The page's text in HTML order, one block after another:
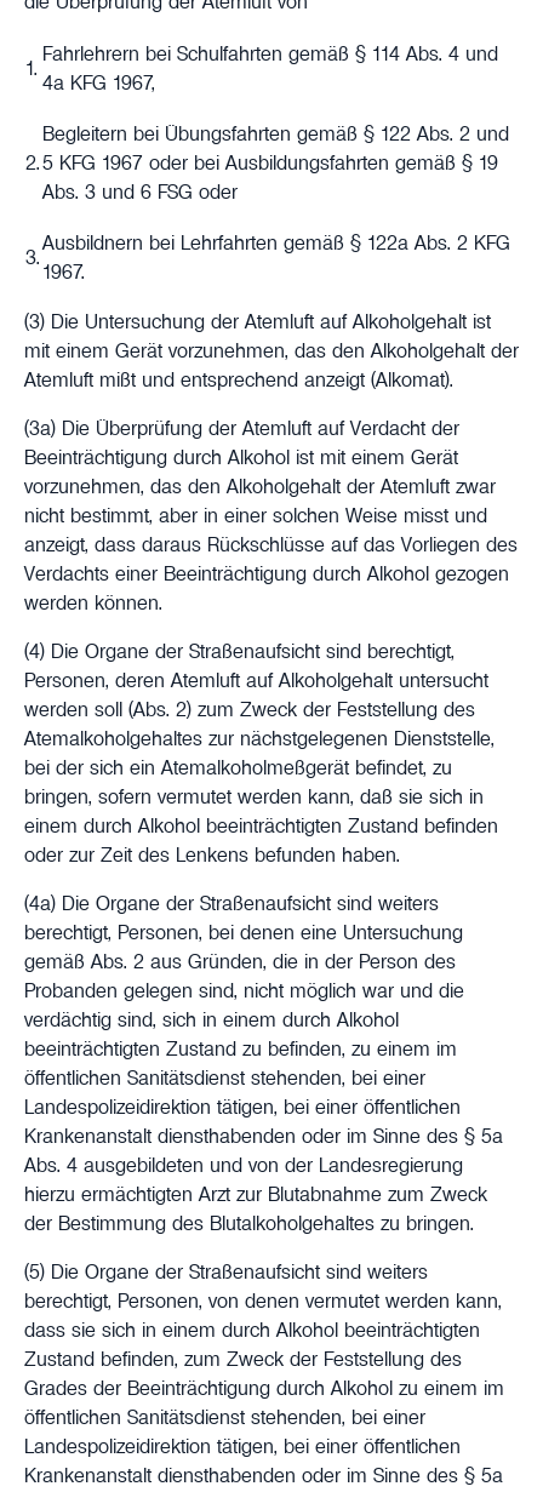
1.
Fahrlehrern bei Schulfahrten gemäß § 114 Abs. 4 und
4a KFG 1967,
2.
Begleitern bei Übungsfahrten gemäß § 122 Abs. 2 und
5 KFG 1967 oder bei Ausbildungsfahrten gemäß § 19
Abs. 3 und 6 FSG oder
3.
Ausbildnern bei Lehrfahrten gemäß § 122a Abs. 2 KFG
1967.
(3) Die Untersuchung der Atemluft auf Alkoholgehalt ist
mit einem Gerät vorzunehmen, das den Alkoholgehalt der
Atemluft mißt und entsprechend anzeigt (Alkomat).
(3a) Die Überprüfung der Atemluft auf Verdacht der
Beeinträchtigung durch Alkohol ist mit einem Gerät
vorzunehmen, das den Alkoholgehalt der Atemluft zwar
nicht bestimmt, aber in einer solchen Weise misst und
anzeigt, dass daraus Rückschlüsse auf das Vorliegen des
Verdachts einer Beeinträchtigung durch Alkohol gezogen
werden können.
(4) Die Organe der Straßenaufsicht sind berechtigt,
Personen, deren Atemluft auf Alkoholgehalt untersucht
werden soll (Abs. 2) zum Zweck der Feststellung des
Atemalkoholgehaltes zur nächstgelegenen Dienststelle,
bei der sich ein Atemalkoholmeßgerät befindet, zu
bringen, sofern vermutet werden kann, daß sie sich in
einem durch Alkohol beeinträchtigten Zustand befinden
oder zur Zeit des Lenkens befunden haben.
(4a) Die Organe der Straßenaufsicht sind weiters
berechtigt, Personen, bei denen eine Untersuchung
gemäß Abs. 2 aus Gründen, die in der Person des
Probanden gelegen sind, nicht möglich war und die
verdächtig sind, sich in einem durch Alkohol
beeinträchtigten Zustand zu befinden, zu einem im
öffentlichen Sanitätsdienst stehenden, bei einer
Landespolizeidirektion tätigen, bei einer öffentlichen
Krankenanstalt diensthabenden oder im Sinne des § 5a
Abs. 4 ausgebildeten und von der Landesregierung
hierzu ermächtigten Arzt zur Blutabnahme zum Zweck
der Bestimmung des Blutalkoholgehaltes zu bringen.
(5) Die Organe der Straßenaufsicht sind weiters
berechtigt, Personen, von denen vermutet werden kann,
dass sie sich in einem durch Alkohol beeinträchtigten
Zustand befinden, zum Zweck der Feststellung des
Grades der Beeinträchtigung durch Alkohol zu einem im
öffentlichen Sanitätsdienst stehenden, bei einer
Landespolizeidirektion tätigen, bei einer öffentlichen
Krankenanstalt diensthabenden oder im Sinne des § 5a